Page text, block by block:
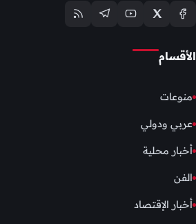
الأقسام
منوعات
عربي ودولي
أخبار محلية
الفن
أخبار الإقتصاد